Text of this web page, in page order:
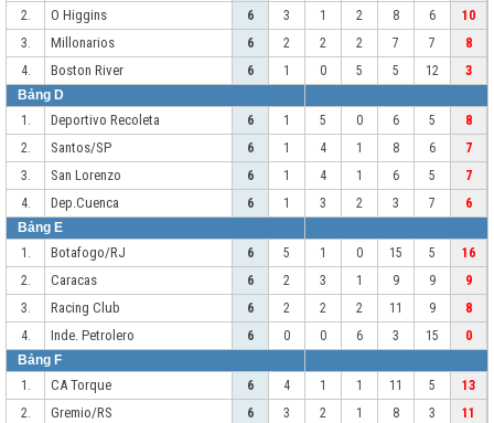
2.
O Higgins 6 3 1 2 8 6
10
3.
Millonarios 6 2 2 2 7 7
8
4.
Boston River 6 1 0 5 5 12
3
Bảng D
1.
Deportivo Recoleta 6 1 5 0 6 5
8
2.
Santos/SP 6 1 4 1 8 6
7
3.
San Lorenzo 6 1 4 1 6 5
7
4.
Dep.Cuenca 6 1 3 2 3 7
6
Bảng E
1.
Botafogo/RJ 6 5 1 0 15 5
16
2.
Caracas 6 2 3 1 9 9
9
3.
Racing Club 6 2 2 2 11 9
8
4.
Inde. Petrolero 6 0 0 6 3 15
0
Bảng F
1.
CA Torque 6 4 1 1 11 5
13
2.
Gremio/RS 6 3 2 1 8 3
11